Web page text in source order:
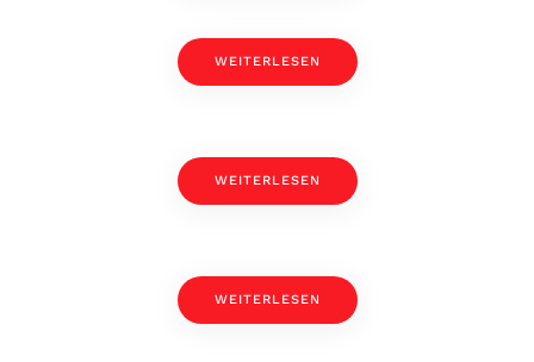
WEITERLESEN
WEITERLESEN
WEITERLESEN